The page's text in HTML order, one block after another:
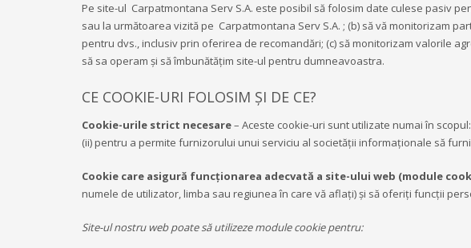
Pe site-ul Carpatmontana Serv S.A. este posibil să folosim date culese pasiv
sau la următoarea vizită pe Carpatmontana Serv S.A. ; (b) să vă monitorizam
pentru dvs., inclusiv prin oferirea de recomandări; (c) să monitorizam valorile
să sa operam și să îmbunătățim site-ul pentru dumneavoastra.
CE COOKIE-URI FOLOSIM ȘI DE CE?
Cookie-urile strict necesare– Aceste cookie-uri sunt utilizate numai în
(ii) pentru a permite furnizorului unui serviciu al societății informaționale să
Cookie care asigură funcţionarea adecvată a site-ului web (module
numele de utilizator, limba sau regiunea în care vă aflați) și să oferiți funcții
Site-ul nostru web poate să utilizeze module cookie pentru: